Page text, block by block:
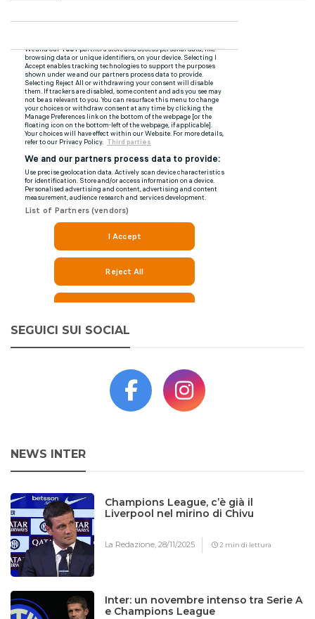
SEGUICI SUI SOCIAL
NEWS INTER
Champions League, c’è già il
Liverpool nel mirino di Chivu
La Redazione,28/11/2025 2 min di lettura
Inter: un novembre intenso tra Serie A
e Champions League